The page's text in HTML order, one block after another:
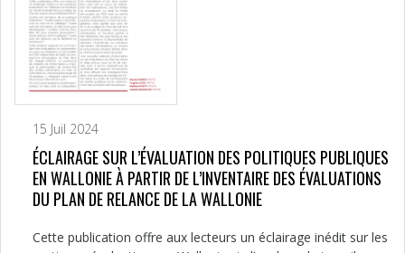
15 Juil 2024
ÉCLAIRAGE SUR L’ÉVALUATION DES POLITIQUES PUBLIQUES
EN WALLONIE À PARTIR DE L’INVENTAIRE DES ÉVALUATIONS
DU PLAN DE RELANCE DE LA WALLONIE
Cette publication offre aux lecteurs un éclairage inédit sur les